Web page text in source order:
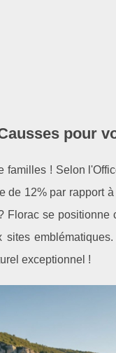
pour
! Selon
12% par rapport
se positionne
exceptionnel !